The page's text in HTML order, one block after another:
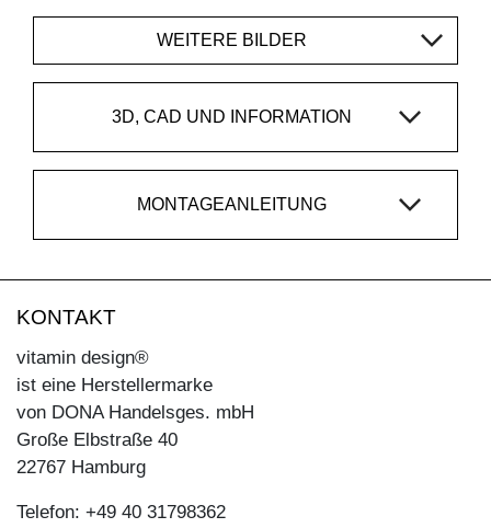
WEITERE BILDER
3D, CAD UND INFORMATION
MONTAGEANLEITUNG
KONTAKT
vitamin design®
ist eine Herstellermarke
von DONA Handelsges. mbH
Große Elbstraße 40
22767 Hamburg
Telefon: +49 40 31798362